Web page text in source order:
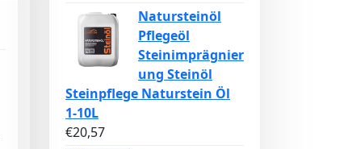
Natursteinöl
Pflegeöl
Steinimprägnier
ung Steinöl
Steinpflege Naturstein Öl
1-10L
€20,57